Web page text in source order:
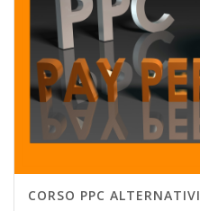
CORSO PPC ALTERNATIVI